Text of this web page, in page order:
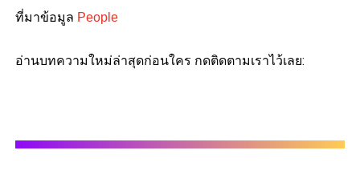
ที่มาข้อมูล People
อ่านบทความใหม่ล่าสุดก่อนใคร กดติดตามเราไว้เลย: